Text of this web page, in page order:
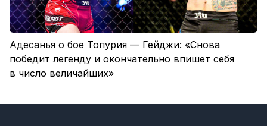
Адесанья о бое Топурия — Гейджи: «Снова
победит легенду и окончательно впишет себя
в число величайших»